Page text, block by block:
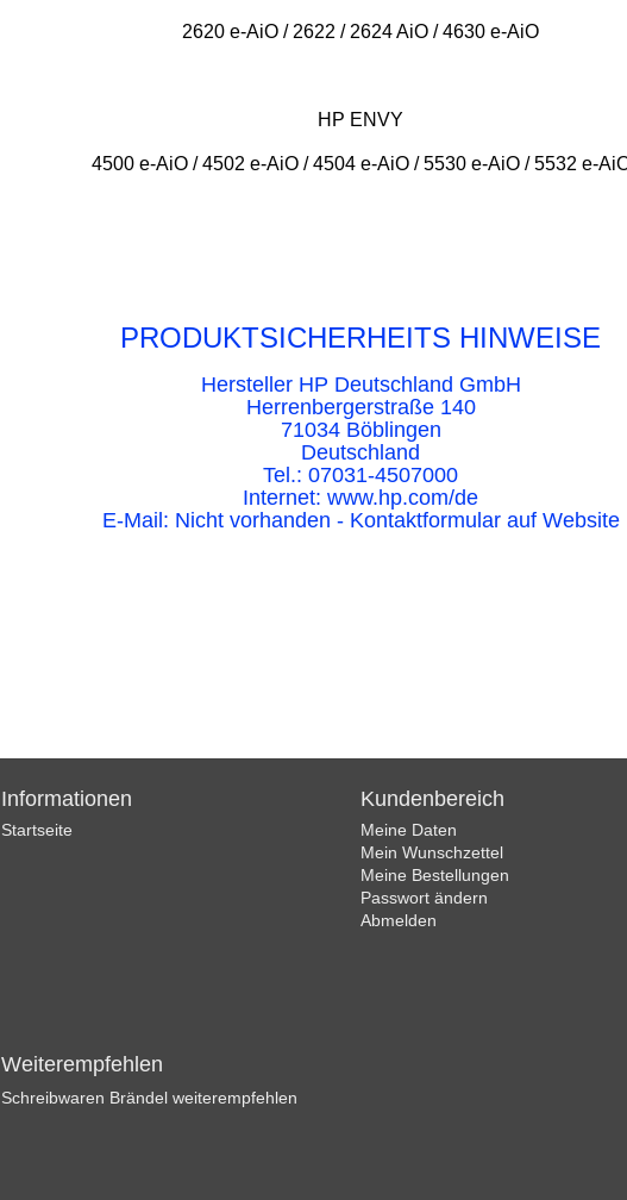
2620 e-AiO / 2622 / 2624 AiO / 4630 e-AiO
HP ENVY
4500 e-AiO / 4502 e-AiO / 4504 e-AiO / 5530 e-AiO / 5532 e-
PRODUKTSICHERHEITS HINWEISE
Hersteller HP Deutschland GmbH
Herrenbergerstraße 140
71034 Böblingen
Deutschland
Tel.: 07031-4507000
Internet: www.hp.com/de
E-Mail: Nicht vorhanden - Kontaktformular auf Website
Informationen
Startseite
Kundenbereich
Meine Daten
Mein Wunschzettel
Meine Bestellungen
Passwort ändern
Abmelden
Weiterempfehlen
Schreibwaren Brändel weiterempfehlen